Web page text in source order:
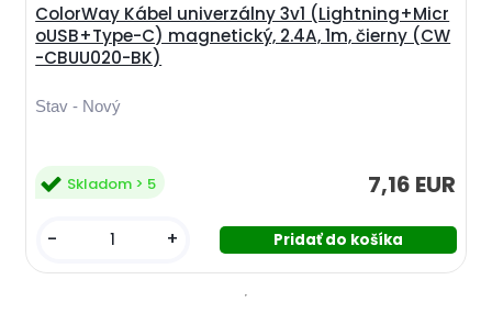
ColorWay Kábel univerzálny 3v1 (Lightning+Micr
oUSB+Type-C) magnetický, 2.4A, 1m, čierny (CW
-CBUU020-BK)
Stav - Nový
7,16 EUR
Skladom > 5
- +